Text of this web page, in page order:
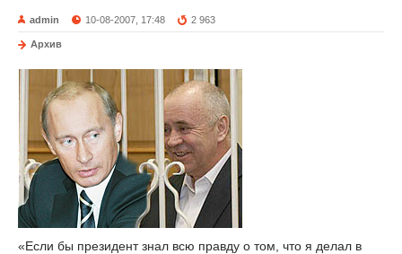
admin 10-08-2007, 17:48 2 963
Архив
«Если бы президент знал всю правду о том, что я делал в